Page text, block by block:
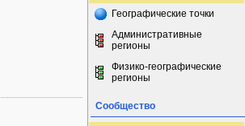
Географические точки
Административные
регионы
Физико-географические
регионы
Сообщество